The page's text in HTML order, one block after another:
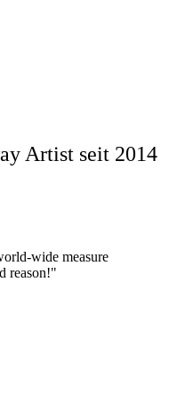
Artist seit 2014
wide measure
reason!"